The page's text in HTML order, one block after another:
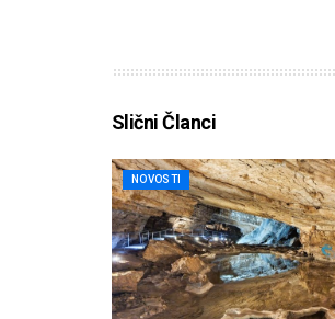
Slični Članci
NOVOSTI